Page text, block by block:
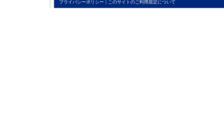
プライバシーポリシー | このサイトのご利用規定について